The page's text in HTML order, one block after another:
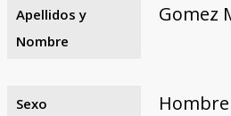
Razones y
El equipo
Colaboradores
Fuentes
Apellidos y
Nombre
Gomez
Sexo Hombre